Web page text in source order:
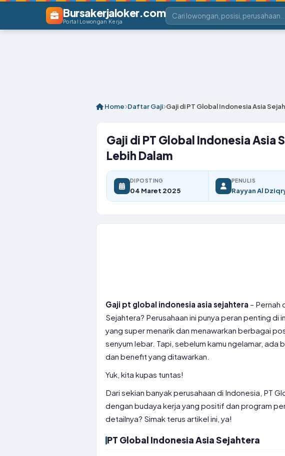
Bursakerjaloker.com
Portal Lowongan Kerja
Home Daftar Gaji Gaji di PT Global Indonesia Asia
Gaji di PT Global Indonesia Asia
Lebih Dalam
DIPOSTING
04 Maret 2025
PENULIS
Rayyan Al
Gaji pt global indonesia asia sejahtera – Pernah
Sejahtera? Perusahaan ini punya peran penting
yang super menarik dan menawarkan berbagai
senyum lebar. Tapi, sebelum kamu ngelamar, ada
dan benefit yang ditawarkan.
Yuk, kita kupas tuntas!
Dari sekian banyak perusahaan di Indonesia, PT
dengan budaya kerja yang positif dan program
detailnya? Simak terus artikel ini, ya!
PT Global Indonesia Asia Sejahtera